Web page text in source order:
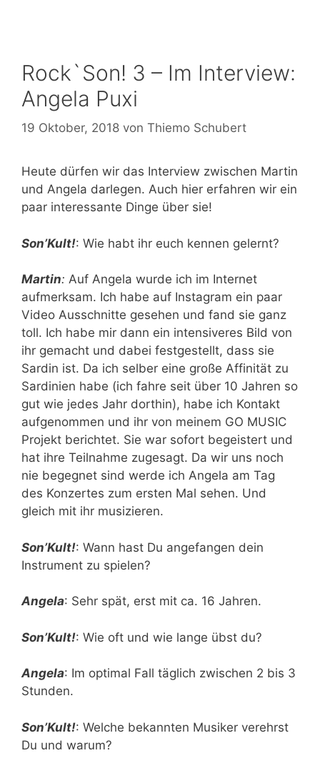
Rock`Son! 3 – Im Interview:
Angela Puxi
19 Oktober, 2018 von Thiemo Schubert
Heute dürfen wir das Interview zwischen Martin
und Angela darlegen. Auch hier erfahren wir ein
paar interessante Dinge über sie!
Son’Kult!: Wie habt ihr euch kennen gelernt?
Martin: Auf Angela wurde ich im Internet
aufmerksam. Ich habe auf Instagram ein paar
Video Ausschnitte gesehen und fand sie ganz
toll. Ich habe mir dann ein intensiveres Bild von
ihr gemacht und dabei festgestellt, dass sie
Sardin ist. Da ich selber eine große Affinität zu
Sardinien habe (ich fahre seit über 10 Jahren so
gut wie jedes Jahr dorthin), habe ich Kontakt
aufgenommen und ihr von meinem GO MUSIC
Projekt berichtet. Sie war sofort begeistert und
hat ihre Teilnahme zugesagt. Da wir uns noch
nie begegnet sind werde ich Angela am Tag
des Konzertes zum ersten Mal sehen. Und
gleich mit ihr musizieren.
Son’Kult!: Wann hast Du angefangen dein
Instrument zu spielen?
Angela: Sehr spät, erst mit ca. 16 Jahren.
Son’Kult!: Wie oft und wie lange übst du?
Angela: Im optimal Fall täglich zwischen 2 bis 3
Stunden.
Son’Kult!: Welche bekannten Musiker verehrst
Du und warum?